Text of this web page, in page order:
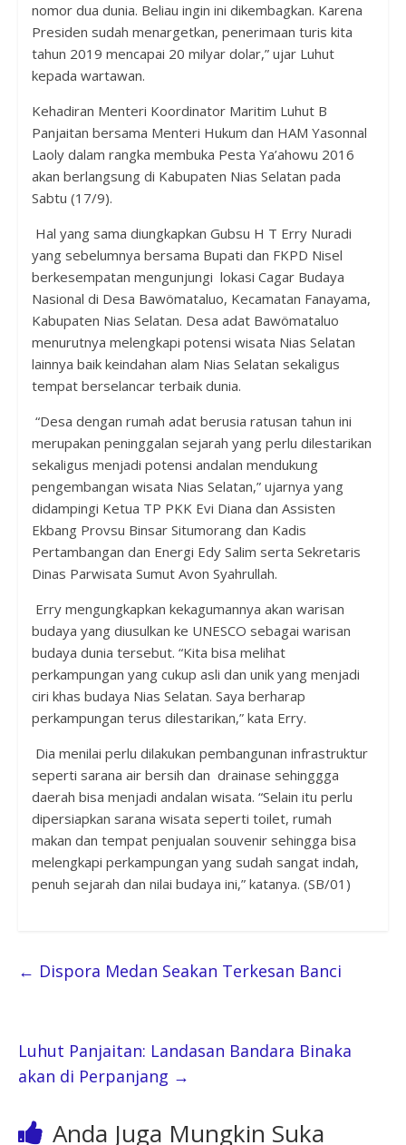
nomor dua dunia. Beliau ingin ini dikembagkan. Karena
Presiden sudah menargetkan, penerimaan turis kita
tahun 2019 mencapai 20 milyar dolar,” ujar Luhut
kepada wartawan.
Kehadiran Menteri Koordinator Maritim Luhut B
Panjaitan bersama Menteri Hukum dan HAM Yasonnal
Laoly dalam rangka membuka Pesta Ya’ahowu 2016
akan berlangsung di Kabupaten Nias Selatan pada
Sabtu (17/9).
Hal yang sama diungkapkan Gubsu H T Erry Nuradi
yang sebelumnya bersama Bupati dan FKPD Nisel
berkesempatan mengunjungi lokasi Cagar Budaya
Nasional di Desa Bawömataluo, Kecamatan Fanayama,
Kabupaten Nias Selatan. Desa adat Bawömataluo
menurutnya melengkapi potensi wisata Nias Selatan
lainnya baik keindahan alam Nias Selatan sekaligus
tempat berselancar terbaik dunia.
“Desa dengan rumah adat berusia ratusan tahun ini
merupakan peninggalan sejarah yang perlu dilestarikan
sekaligus menjadi potensi andalan mendukung
pengembangan wisata Nias Selatan,” ujarnya yang
didampingi Ketua TP PKK Evi Diana dan Assisten
Ekbang Provsu Binsar Situmorang dan Kadis
Pertambangan dan Energi Edy Salim serta Sekretaris
Dinas Parwisata Sumut Avon Syahrullah.
Erry mengungkapkan kekagumannya akan warisan
budaya yang diusulkan ke UNESCO sebagai warisan
budaya dunia tersebut. “Kita bisa melihat
perkampungan yang cukup asli dan unik yang menjadi
ciri khas budaya Nias Selatan. Saya berharap
perkampungan terus dilestarikan,” kata Erry.
Dia menilai perlu dilakukan pembangunan infrastruktur
seperti sarana air bersih dan drainase sehinggga
daerah bisa menjadi andalan wisata. “Selain itu perlu
dipersiapkan sarana wisata seperti toilet, rumah
makan dan tempat penjualan souvenir sehingga bisa
melengkapi perkampungan yang sudah sangat indah,
penuh sejarah dan nilai budaya ini,” katanya. (SB/01)
← Dispora Medan Seakan Terkesan Banci
Luhut Panjaitan: Landasan Bandara Binaka
akan di Perpanjang →
Anda Juga Mungkin Suka